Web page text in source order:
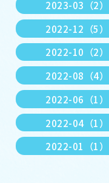
2023-03（2）
2022-12（5）
2022-10（2）
2022-08（4）
2022-06（1）
2022-04（1）
2022-01（1）